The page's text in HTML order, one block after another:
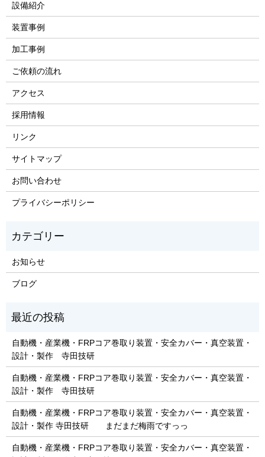
設備紹介
装置事例
加工事例
ご依頼の流れ
アクセス
採用情報
リンク
サイトマップ
お問い合わせ
プライバシーポリシー
お知らせ
ブログ
自動機・産業機・FRPコア巻取り装置・安全カバー・真空装置・
設計・製作 寺田技研
自動機・産業機・FRPコア巻取り装置・安全カバー・真空装置・
設計・製作 寺田技研
自動機・産業機・FRPコア巻取り装置・安全カバー・真空装置・
設計・製作 寺田技研 まだまだ梅雨ですっっ
自動機・産業機・FRPコア巻取り装置・安全カバー・真空装置・